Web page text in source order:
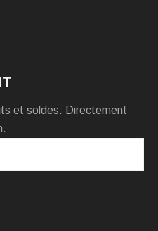
et soldes. Directement